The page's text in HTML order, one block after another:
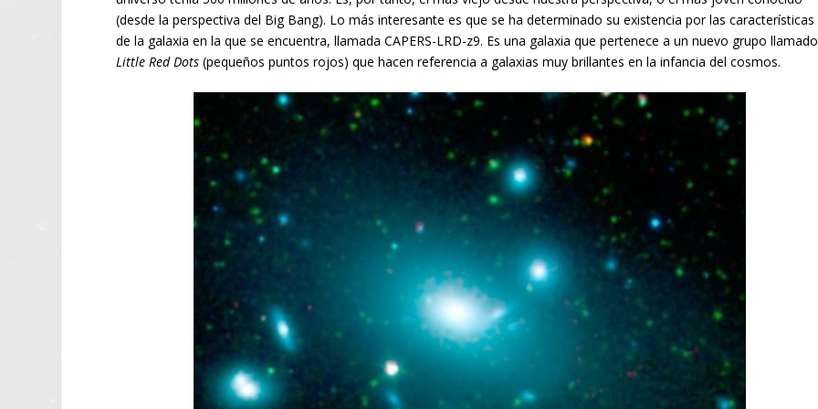
(desde la perspectiva del Big Bang). Lo más interesante es que se ha determinado su existencia por las características
de la galaxia en la que se encuentra, llamada CAPERS-LRD-z9. Es una galaxia que pertenece a un nuevo grupo llamado
Little Red Dots (pequeños puntos rojos) que hacen referencia a galaxias muy brillantes en la infancia del cosmos.